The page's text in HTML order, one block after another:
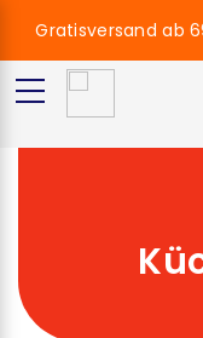
Gratisversand ab